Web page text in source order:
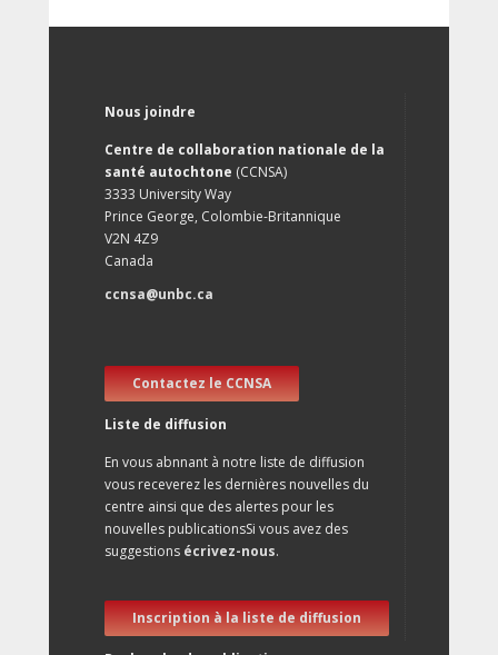
Nous joindre
Centre de collaboration nationale de la
santé autochtone (CCNSA)
3333 University Way
Prince George, Colombie-Britannique
V2N 4Z9
Canada
ccnsa@unbc.ca
Contactez le CCNSA
Liste de diffusion
En vous abnnant à notre liste de diffusion
vous receverez les dernières nouvelles du
centre ainsi que des alertes pour les
nouvelles publicationsSi vous avez des
suggestions écrivez-nous.
Inscription à la liste de diffusion